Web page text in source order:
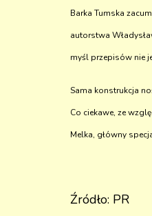
Barka Tumska
autorstwa
myśl przepisów nie
Sama konstrukcja
Co ciekawe, ze
Melka, główny
Źródło: PR